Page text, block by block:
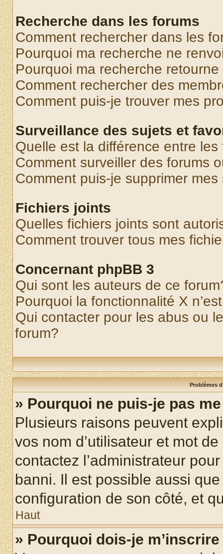
Recherche dans les forums
Comment rechercher dans les
Pourquoi ma recherche ne
Pourquoi ma recherche
Comment rechercher des
Comment puis-je trouver mes
Surveillance des sujets et
Quelle est la différence entre
Comment surveiller des forums
Comment puis-je supprimer
Fichiers joints
Quelles fichiers joints sont
Comment trouver tous mes
Concernant phpBB 3
Qui sont les auteurs de ce
Pourquoi la fonctionnalité X
Qui contacter pour les abus ou
forum?
Problèmes
» Pourquoi ne puis-je pas
Plusieurs raisons peuvent
vos nom d’utilisateur et mot
contactez l’administrateur
banni. Il est possible aussi
configuration de son côté, et
Haut
» Pourquoi dois-je